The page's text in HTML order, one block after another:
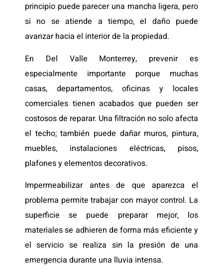
principio puede parecer una mancha ligera, pero
si no se atiende a tiempo, el daño puede
avanzar hacia el interior de la propiedad.
En Del Valle Monterrey, prevenir es
especialmente importante porque muchas
casas, departamentos, oficinas y locales
comerciales tienen acabados que pueden ser
costosos de reparar. Una filtración no solo afecta
el techo; también puede dañar muros, pintura,
muebles, instalaciones eléctricas, pisos,
plafones y elementos decorativos.
Impermeabilizar antes de que aparezca el
problema permite trabajar con mayor control. La
superficie se puede preparar mejor, los
materiales se adhieren de forma más eficiente y
el servicio se realiza sin la presión de una
emergencia durante una lluvia intensa.